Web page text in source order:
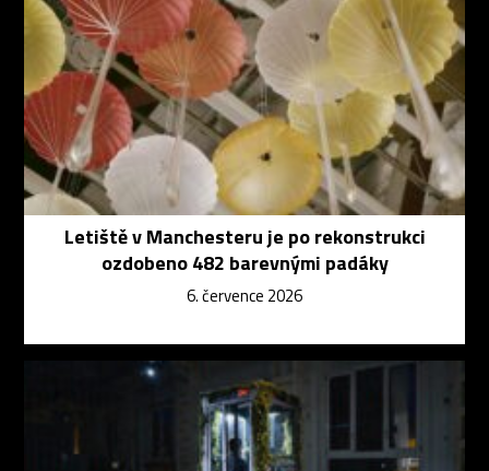
Letiště v Manchesteru je po rekonstrukci
ozdobeno 482 barevnými padáky
6. července 2026